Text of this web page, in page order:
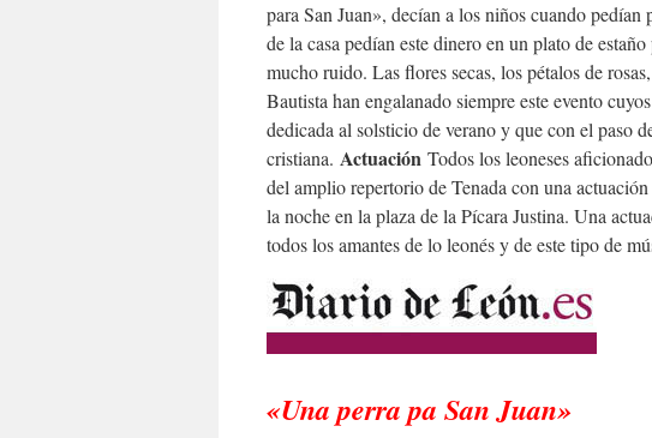
para San Juan», decían a los niños cuando
de la casa pedían este dinero en un plato de
mucho ruido. Las flores secas, los pétalos de
Bautista han engalanado siempre este evento
dedicada al solsticio de verano y que con el paso
cristiana. Actuación Todos los leoneses
del amplio repertorio de Tenada con una
la noche en la plaza de la Pícara Justina. Una
todos los amantes de lo leonés y de este tipo de
«Una perra pa San Juan»